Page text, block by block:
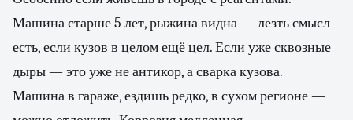
Машина старше 5 лет, рыжина видна — лезть смысл
есть, если кузов в целом ещё цел. Если уже сквозные
дыры — это уже не антикор, а сварка кузова.
Машина в гараже, ездишь редко, в сухом регионе —